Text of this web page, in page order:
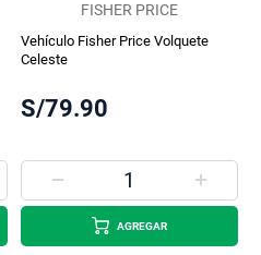
FISHER PRICE
Vehículo Fisher Price Volquete
Celeste
S/79.90
AGREGAR